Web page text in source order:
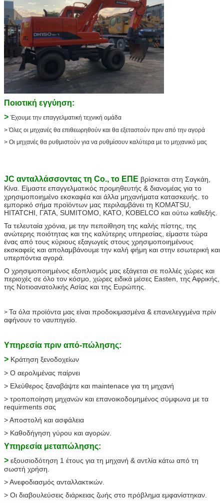
Ποιοτική εγγύηση:
> Έχουμε την επαγγελματική τεχνική ομάδα
> Όλες οι μηχανές θα επιθεωρηθούν και θα εξεταστούν πριν από την αγορά
> Οι μηχανές θα ρυθμιστούν για να ρυθμίσουν καλύτερα με το μηχανικό μας
JC ανταλλάσσοντας τη Co., το ΕΠΕ βρίσκεται στη Σαγκάη,
Κίνα . Είμαστε επαγγελματικός προμηθευτής & διανομέας για το
χρησιμοποιημένο εκσκαφέα και άλλα μηχανήματα κατασκευής. το
εμπορικό σήμα προϊόντων μας περιλαμβάνει τη KOMATSU,
HITATCHI, ΓΆΤΑ, SUMITOMO, KATO, KOBELCO και ούτω καθεξής.
Τα τελευταία χρόνια, με την πεποίθηση της καλής πίστης, της
ανώτερης ποιότητας και της καλύτερης υπηρεσίας, είμαστε τώρα
ένας από τους κύριους εξαγωγείς στους χρησιμοποιημένους
εκσκαφείς και απολαμβάνουμε την καλή φήμη και στην εσωτερική και
υπερπόντια αγορά.
Ο χρησιμοποιημένος εξοπλισμός μας εξάγεται σε πολλές χώρες και
περιοχές σε όλο τον κόσμο, χώρες ειδικά μέσες Easten, της Αφρικής,
της Νοτιοανατολικής Ασίας και της Ευρώπης.
> Τα όλα προϊόντα μας είναι προδοκιμασμένα & επανελεγγμένα πρίν
αφήνουν το ναυπηγείο.
Υπηρεσία πριν από-πώλησης:
> Κράτηση ξενοδοχείων
> Ο αερολιμένας παίρνει
> Ελεύθερος ξαναβάψτε και maintenace για τη μηχανή
> τροποποίηση μηχανών και επανοικοδομημένος σύμφωνα με τα
requirments σας
> Αποστολή και ασφάλεια
> Καθοδήγηση γύρου και αγορών.
Υπηρεσία μεταπώλησης:
> εξουσιοδότηση 1 έτους για τη μηχανή & αντλία κάτω από τη
σωστή χρήση.
> Ανεφοδιασμός ανταλλακτικών.
> Οι διαβουλεύσεις διάρκειας ζωής στο πρόβλημα εμφανίστηκαν.